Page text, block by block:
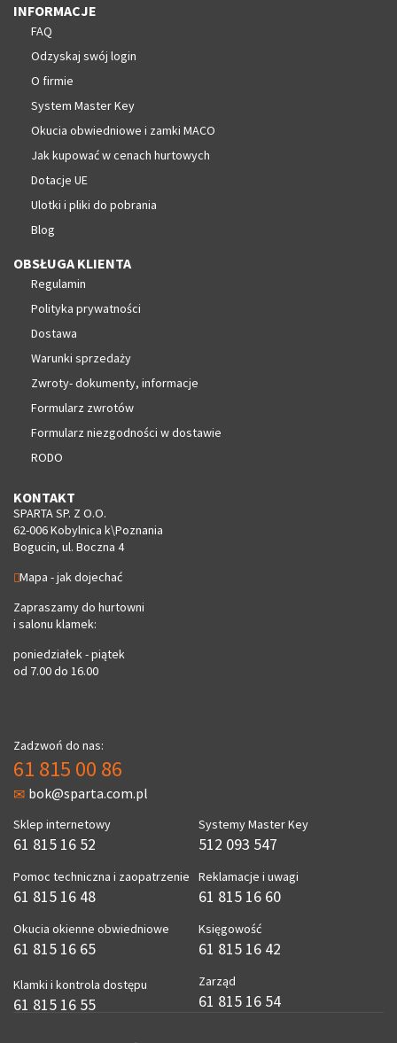
INFORMACJE
FAQ
Odzyskaj swój login
O firmie
System Master Key
Okucia obwiedniowe i zamki MACO
Jak kupować w cenach hurtowych
Dotacje UE
Ulotki i pliki do pobrania
Blog
OBSŁUGA KLIENTA
Regulamin
Polityka prywatności
Dostawa
Warunki sprzedaży
Zwroty- dokumenty, informacje
Formularz zwrotów
Formularz niezgodności w dostawie
RODO
KONTAKT
SPARTA SP. Z O.O.
62-006 Kobylnica k\Poznania
Bogucin, ul. Boczna 4
Mapa - jak dojechać
Zapraszamy do hurtowni
i salonu klamek:
poniedziałek - piątek
od 7.00 do 16.00
Zadzwoń do nas:
61 815 00 86
bok@sparta.com.pl
Sklep internetowy
61 815 16 52
Pomoc techniczna i zaopatrzenie
61 815 16 48
Okucia okienne obwiedniowe
61 815 16 65
Klamki i kontrola dostępu
61 815 16 55
Systemy Master Key
512 093 547
Reklamacje i uwagi
61 815 16 60
Księgowość
61 815 16 42
Zarząd
61 815 16 54